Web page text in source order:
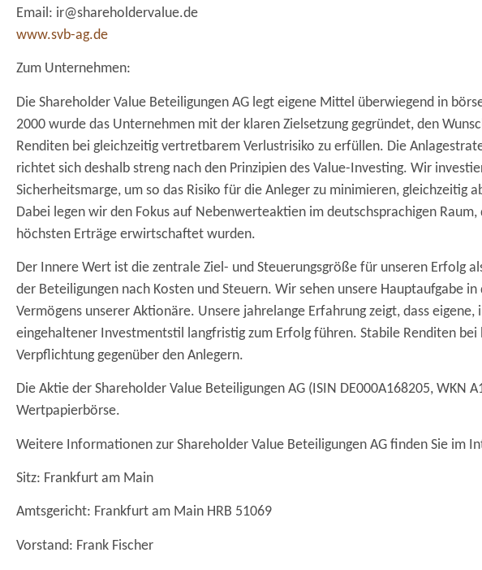
Email: ir@shareholdervalue.de
www.svb-ag.de
Zum Unternehmen:
Die Shareholder Value Beteiligungen AG legt eigene Mittel überwiegend in
2000 wurde das Unternehmen mit der klaren Zielsetzung gegründet, den
Renditen bei gleichzeitig vertretbarem Verlustrisiko zu erfüllen. Die
richtet sich deshalb streng nach den Prinzipien des Value-Investing. Wir
Sicherheitsmarge, um so das Risiko für die Anleger zu minimieren, gleichzeitig
Dabei legen wir den Fokus auf Nebenwerteaktien im deutschsprachigen
höchsten Erträge erwirtschaftet wurden.
Der Innere Wert ist die zentrale Ziel- und Steuerungsgröße für unseren Erfolg
der Beteiligungen nach Kosten und Steuern. Wir sehen unsere Hauptaufgabe
Vermögens unserer Aktionäre. Unsere jahrelange Erfahrung zeigt, dass
eingehaltener Investmentstil langfristig zum Erfolg führen. Stabile Renditen
Verpflichtung gegenüber den Anlegern.
Die Aktie der Shareholder Value Beteiligungen AG (ISIN DE000A168205,
Wertpapierbörse.
Weitere Informationen zur Shareholder Value Beteiligungen AG finden Sie im
Sitz: Frankfurt am Main
Amtsgericht: Frankfurt am Main HRB 51069
Vorstand: Frank Fischer